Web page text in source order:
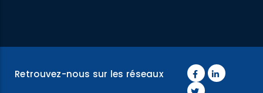
Retrouvez-nous sur les réseaux